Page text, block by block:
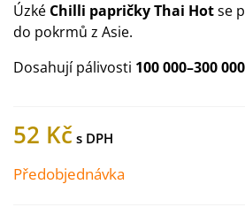
Úzké Chilli papričky Thai Hotse
do pokrmů z Asie.
Dosahují pálivosti 100 000–300
52 Kč
Předobjednávka